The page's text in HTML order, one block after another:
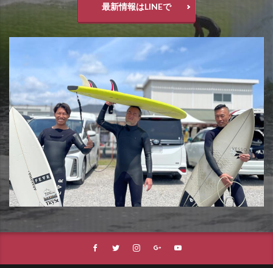
最新情報はLINEで